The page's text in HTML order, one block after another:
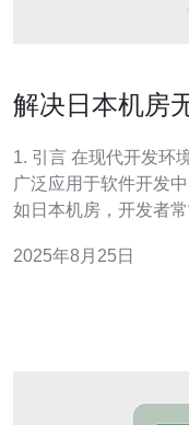
解决日本机房
1. 引言 在现代开发环境中，git作为一种版本控制工具，被
广泛应用于软件开发
如日本机房，开发者
2025年8月25日